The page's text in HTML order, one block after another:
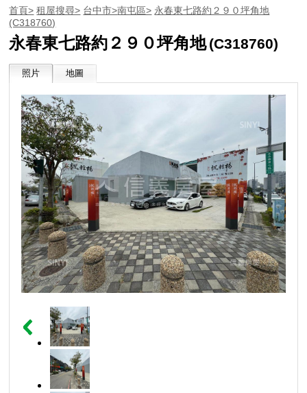
首頁> 租屋搜尋> 台中市>南屯區> 永春東七路約２９０坪角地
(C318760)
永春東七路約２９０坪角地(C318760)
照片 地圖